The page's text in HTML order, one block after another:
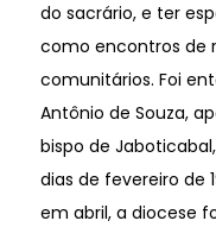
do sacrário, e ter
como encontros de
comunitários. Foi
Antônio de Souza,
bispo de
dias de fevereiro de
em abril, a diocese